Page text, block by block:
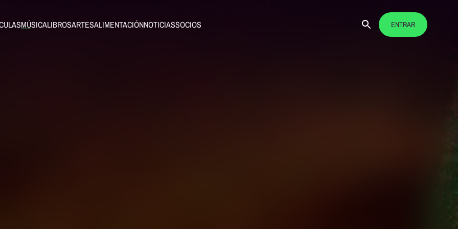
MÚSICALIBROSARTESALIMENTACIÓNNOTICIASSOCIOS ENTRAR